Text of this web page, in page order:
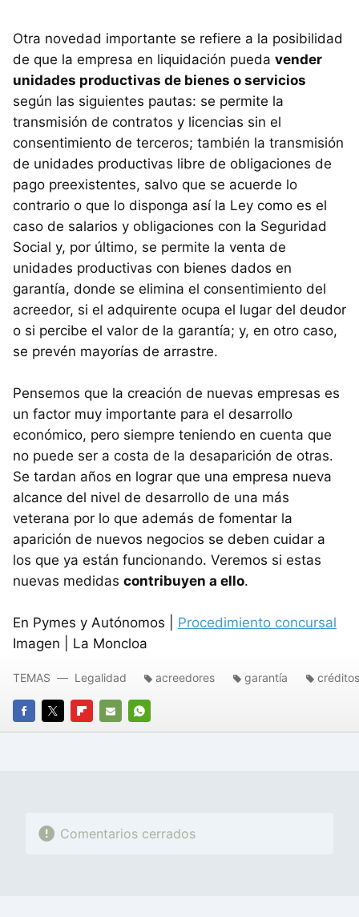
Otra novedad importante se refiere a la posibilidad
de que la empresa en liquidación pueda vender
unidades productivas de bienes o servicios
según las siguientes pautas: se permite la
transmisión de contratos y licencias sin el
consentimiento de terceros; también la transmisión
de unidades productivas libre de obligaciones de
pago preexistentes, salvo que se acuerde lo
contrario o que lo disponga así la Ley como es el
caso de salarios y obligaciones con la Seguridad
Social y, por último, se permite la venta de
unidades productivas con bienes dados en
garantía, donde se elimina el consentimiento del
acreedor, si el adquirente ocupa el lugar del deudor
o si percibe el valor de la garantía; y, en otro caso,
se prevén mayorías de arrastre.
Pensemos que la creación de nuevas empresas es
un factor muy importante para el desarrollo
económico, pero siempre teniendo en cuenta que
no puede ser a costa de la desaparición de otras.
Se tardan años en lograr que una empresa nueva
alcance del nivel de desarrollo de una más
veterana por lo que además de fomentar la
aparición de nuevos negocios se deben cuidar a
los que ya están funcionando. Veremos si estas
nuevas medidas contribuyen a ello.
En Pymes y Autónomos | Procedimiento concursal
Imagen | La Moncloa
FACEBOOK
TWITTERFLIPBOARD
E-
WHATSAPP
TEMAS Legalidad acreedores garantía créditos
Comentarios cerrados